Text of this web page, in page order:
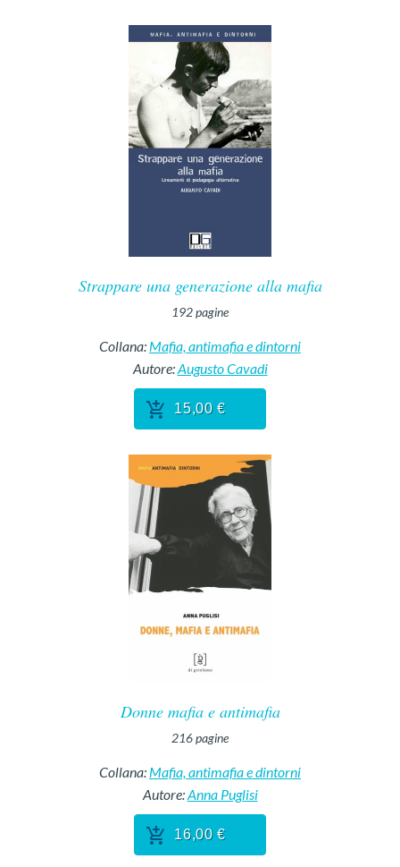
Strappare una generazione alla mafia
192pagine
Collana: Mafia, antimafia e dintorni
Autore:Augusto Cavadi
15,00 €
Donne mafia e antimafia
216pagine
Collana: Mafia, antimafia e dintorni
Autore:Anna Puglisi
16,00 €